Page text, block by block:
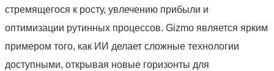
стремящегося к росту, увлечению прибыли и
оптимизации рутинных процессов. Gizmo является ярким
примером того, как ИИ делает сложные технологии
доступными, открывая новые горизонты для